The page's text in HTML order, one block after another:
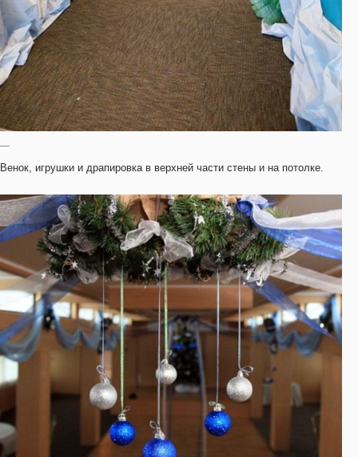
—
Венок, игрушки и драпировка в верхней части стены и на потолке.